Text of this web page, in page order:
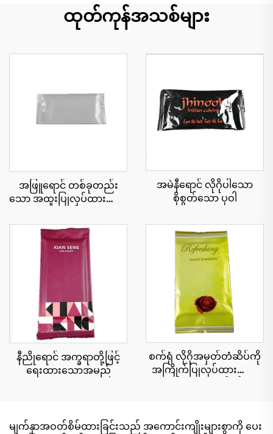
ထုတ်ကုန်အသစ်များ
အဖြူရောင် တစ်ခုတည်း
သော အထူးပြုလုပ်ထားသော
အမဲနီရောင် လိုဂိုပါသော
စိုစွတ်သော ပုဝါ
နီညိုရောင် အက္ခရာတို့ဖြင့်
ရေးထားသောအမည်
စက်ရုံ လိုဂိုအမှတ်တံဆိပ်ကို
အကြိုက်ပြုလုပ်ထားသော
ခရီးသွားခြင်း ပါတီ ကြော်ငြာ
မျက်နှာအဝတ်စိမ်ထားခြင်းသည် အကောင်းကျိုးများစွာကို ပေး